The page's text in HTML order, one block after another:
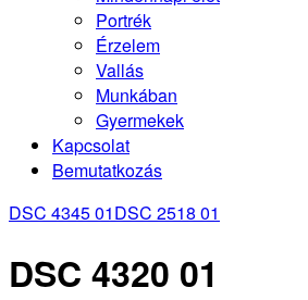
Portrék
Érzelem
Vallás
Munkában
Gyermekek
Kapcsolat
Bemutatkozás
DSC 4345 01DSC 2518 01
DSC 4320 01